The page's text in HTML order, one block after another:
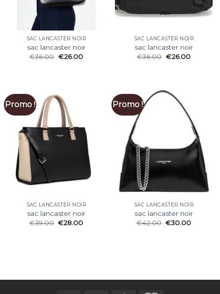
SAC LANCASTER NOIR
sac lancaster noir
€36.00 €26.00
SAC LANCASTER NOIR
sac lancaster noir
€36.00 €26.00
Promo !
SAC LANCASTER NOIR
sac lancaster noir
€39.00 €28.00
Promo !
SAC LANCASTER NOIR
sac lancaster noir
€42.00 €30.00